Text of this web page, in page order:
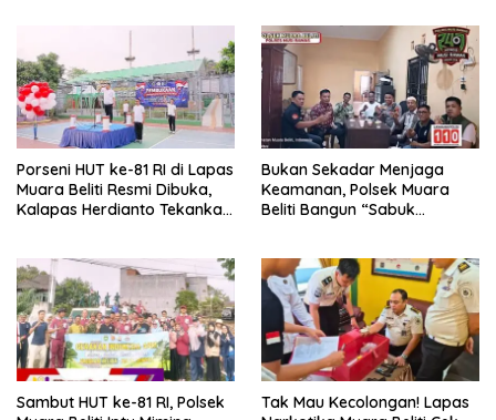
Porseni HUT ke-81 RI di Lapas
Muara Beliti Resmi Dibuka,
Kalapas Herdianto Tekankan
Bukan Sekadar Menjaga
Keamanan, Polsek Muara
Beliti Bangun “Sabuk
Sambut HUT ke-81 RI, Polsek
Tak Mau Kecolongan! Lapas